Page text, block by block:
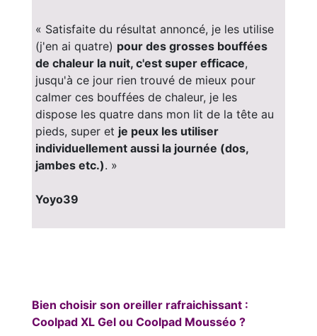
« Satisfaite du résultat annoncé, je les utilise
(j'en ai quatre) pour des grosses bouffées
de chaleur la nuit, c'est super efficace,
jusqu'à ce jour rien trouvé de mieux pour
calmer ces bouffées de chaleur, je les
dispose les quatre dans mon lit de la tête au
pieds, super et je peux les utiliser
individuellement aussi la journée (dos,
jambes etc.). »
Yoyo39
Bien choisir son oreiller rafraichissant :
Coolpad XL Gel ou Coolpad Mousséo ?